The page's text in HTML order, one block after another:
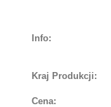
Info:
Kraj Produkcji:
Cena: